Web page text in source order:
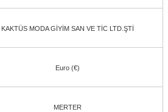
KAKTÜS MODA GİYİM SAN VE TİC LTD.ŞTİ
Euro (€)
MERTER